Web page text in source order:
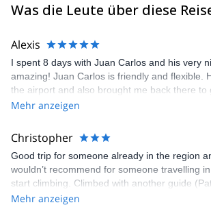
Was die Leute über diese
Alexis
I spent 8 days with Juan Carlos and his very
amazing! Juan Carlos is friendly and flexible.
the airport and also brought me back there to
Corazon, Iliniza norte, cayambe and
base camp (around 3300m). All is done to
summits. Don't hesistate! Alexis
Mehr anzeigen
Christopher
Good trip for someone already in the region
wouldn’t recommend for someone travelling
start climbing. Climbed with another guide
two peaks. Great on the first day, seemed
Mehr anzeigen